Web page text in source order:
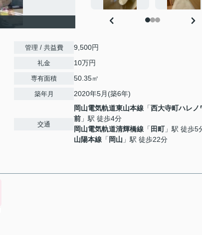
管理 / 共益費 9,500円
礼金 10万円
専有面積 50.35㎡
築年月 2020年5月(築6年)
交通
岡山電気軌道東山本線 「西大寺町ハレノ
前 」駅 徒歩4分
岡山電気軌道清輝橋線 「 田町」駅 徒歩5
山陽本線 「 岡山 」駅 徒歩22分